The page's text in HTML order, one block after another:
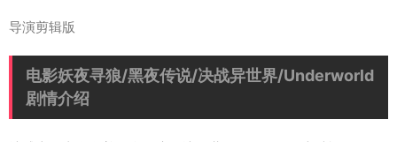
导演剪辑版
电影妖夜寻狼/黑夜传说/决战异世界/Underworld
剧情介绍